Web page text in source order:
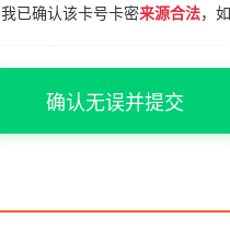
我已确认该卡号卡密来源合法，
确认无误并提交